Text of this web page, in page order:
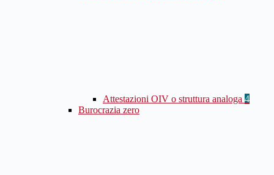
Attestazioni OIV o struttura analoga 4
Burocrazia zero